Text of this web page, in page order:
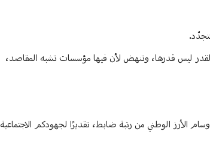
لقدر ليس قدرها، وتنهض لأن فيها مؤسسات تشبه المقاصد،
الأرز الوطني من رتبة ضابط، تقديرًا لجهودكم الاجتماعية